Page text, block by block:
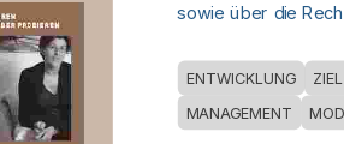
sowie über die
ENTWICKLUNG ZIEL
MANAGEMENT